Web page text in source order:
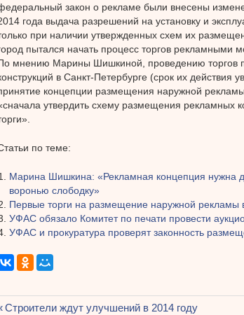
закон о рекламе были внесены
года выдача разрешений на установку и
при наличии утвержденных схем их
пытался начать процесс торгов рекламными
мнению Марины Шишкиной, проведению торгов
в Санкт-Петербурге (срок их действия
концепции размещения наружной
утвердить схему размещения рекламных
по теме:
Марина Шишкина: «Рекламная концепция нужна
воронью слободку»
Первые торги на размещение наружной рекламы
УФАС обязало Комитет по печати провести
УФАС и прокуратура проверят законность
Предыдущая
Строители ждут улучшений в 2014 году